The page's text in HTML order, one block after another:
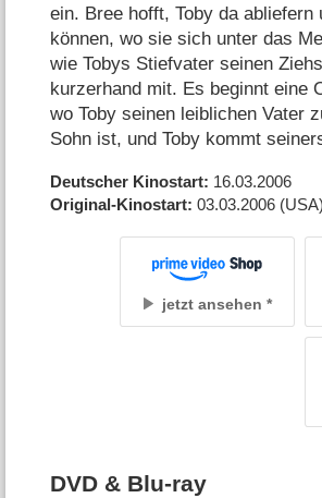
ein. Bree hofft, Toby da
können, wo sie sich unter das
wie Tobys Stiefvater seinen
kurzerhand mit. Es beginnt eine
wo Toby seinen leiblichen Vater
Sohn ist, und Toby kommt
Deutscher Kinostart 16.03.2006
Original-Kinostart 03.03.2006 (USA)
jetzt ansehen
DVD & Blu-ray